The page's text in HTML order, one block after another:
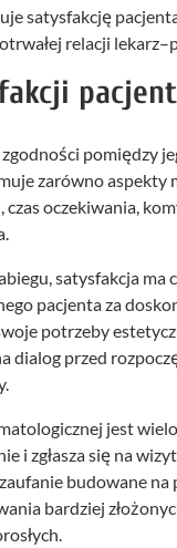
satysfakcję
relacji
pomiędzy
zarówno aspekty
oczekiwania,
satysfakcja ma
pacjenta za
potrzeby
dialog przed
jest
i zgłasza się na
budowane
bardziej